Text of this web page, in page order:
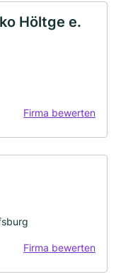
Höltge e.
Firma bewerten
Firma bewerten